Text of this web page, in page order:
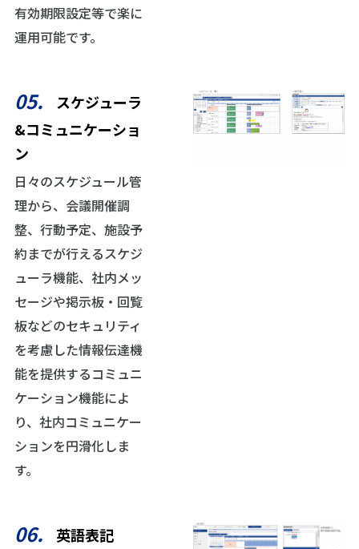
有効期限設定等で楽に
運用可能です。
05.
スケジューラ
&コミュニケーショ
ン
日々のスケジュール管
理から、会議開催調
整、行動予定、施設予
約までが行えるスケジ
ューラ機能、社内メッ
セージや掲示板・回覧
板などのセキュリティ
を考慮した情報伝達機
能を提供するコミュニ
ケーション機能によ
り、社内コミュニケー
ションを円滑化しま
す。
06. 英語表記